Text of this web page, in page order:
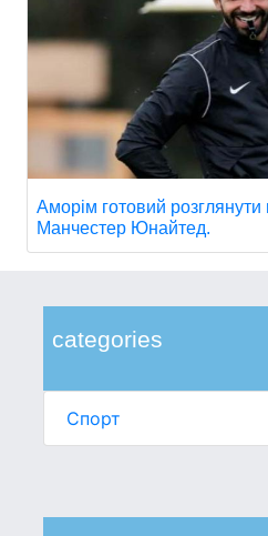
categories
Спорт
Аморім готовий
Манчестер Юнайтед.